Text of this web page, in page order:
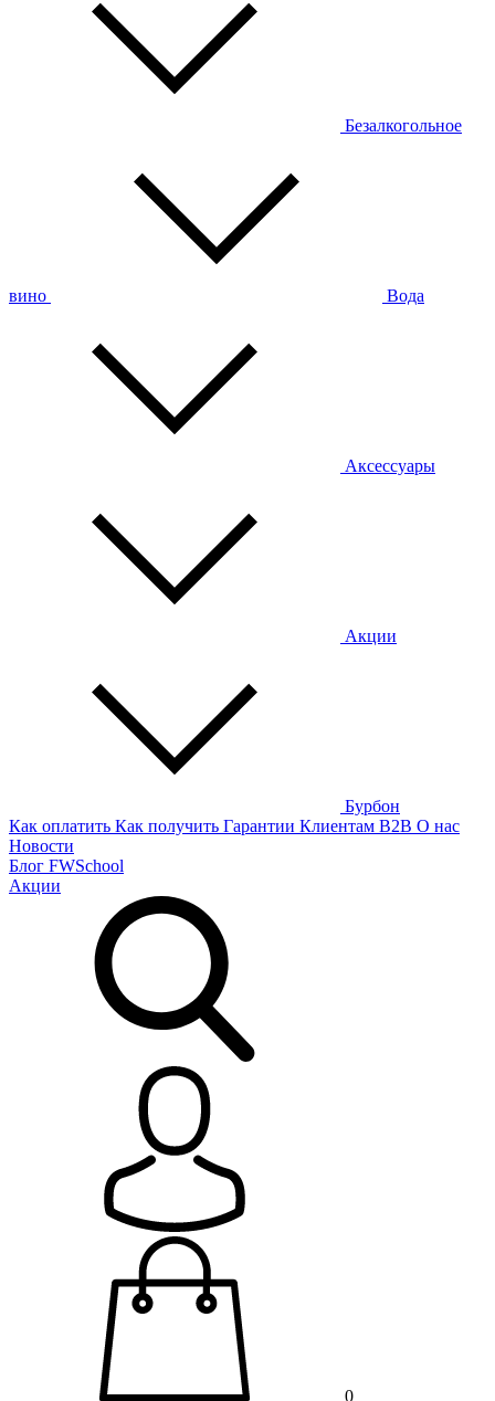
Безалкогольное
вино Вода
Аксессуары
Акции
Бурбон
Как оплатить Как получить Гарантии Клиентам B2B О нас
Новости
Блог FWSchool
Акции
0